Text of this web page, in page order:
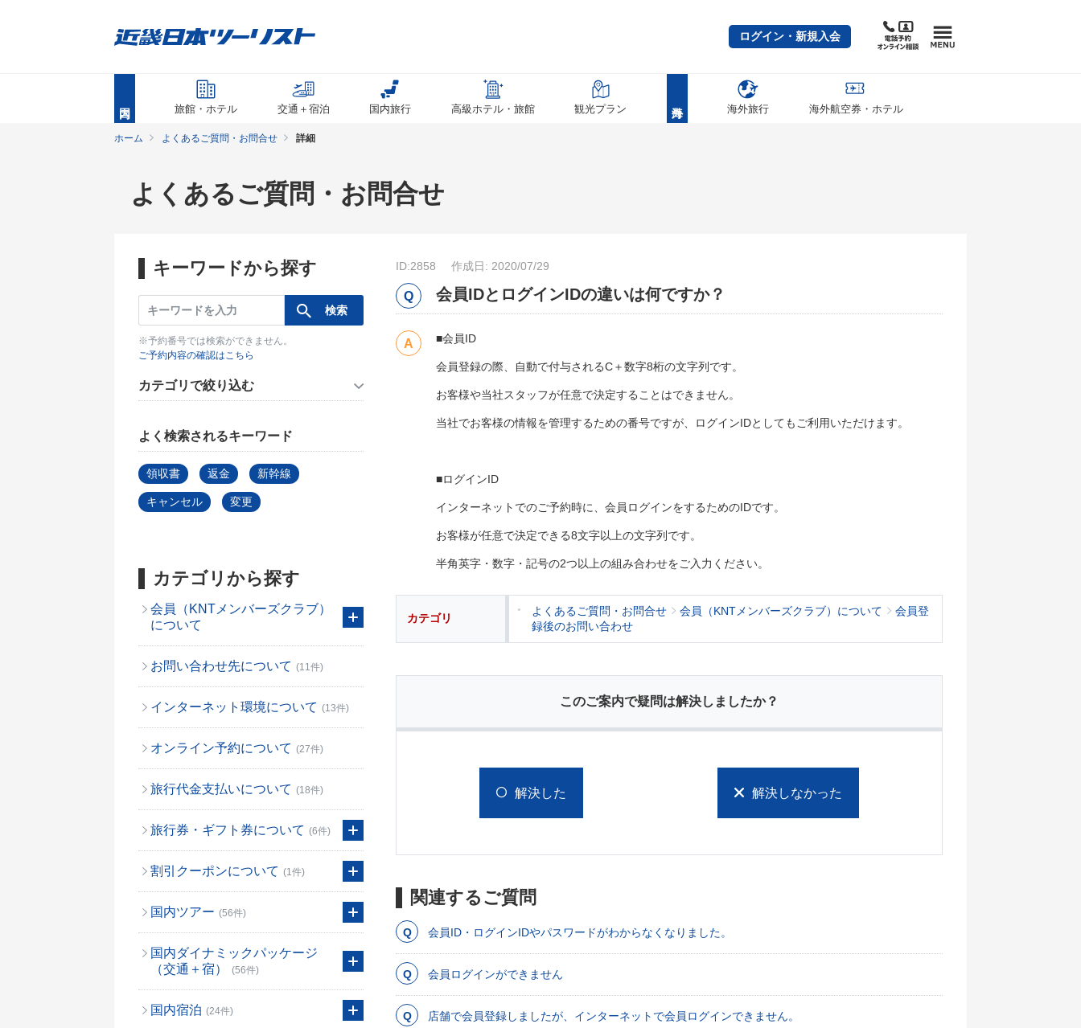
ログイン・新規入会
旅館・ホテル 交通＋宿泊 国内旅行 高級ホテル・旅館 観光プラン 海外旅行 海外航空券・ホテル
ホーム よくあるご質問・お問合せ 詳細
よくあるご質問・お問合せ
キーワードから探す
※予約番号では検索ができません。
ご予約内容の確認はこちら
カテゴリで絞り込む
よく検索されるキーワード
領収書 返金 新幹線
キャンセル 変更
カテゴリから探す
会員（KNTメンバーズクラブ）
について
お問い合わせ先について (11件)
インターネット環境について (13件)
オンライン予約について (27件)
旅行代金支払いについて (18件)
旅行券・ギフト券について (6件)
割引クーポンについて (1件)
国内ツアー (56件)
国内ダイナミックパッケージ
（交通＋宿）
(56件)
国内宿泊 (24件)
ID:2858 作成日: 2020/07/29
会員IDとログインIDの違いは何ですか？
■会員ID
会員登録の際、自動で付与されるC＋数字8桁の文字列です。
お客様や当社スタッフが任意で決定することはできません。
当社でお客様の情報を管理するための番号ですが、ログインIDとしてもご利用いただけます。
■ログインID
インターネットでのご予約時に、会員ログインをするためのIDです。
お客様が任意で決定できる8文字以上の文字列です。
半角英字・数字・記号の2つ以上の組み合わせをご入力ください。
カテゴリ
よくあるご質問・お問合せ 会員（KNTメンバーズクラブ）について
会員登
録後のお問い合わせ
このご案内で疑問は解決しましたか？
解決した 解決しなかった
関連するご質問
会員ID・ログインIDやパスワードがわからなくなりました。
会員ログインができません
店舗で会員登録しましたが、インターネットで会員ログインできません。